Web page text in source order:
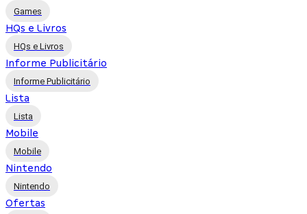
Games
HQs e Livros
HQs e Livros
Informe Publicitário
Informe Publicitário
Lista
Lista
Mobile
Mobile
Nintendo
Nintendo
Ofertas